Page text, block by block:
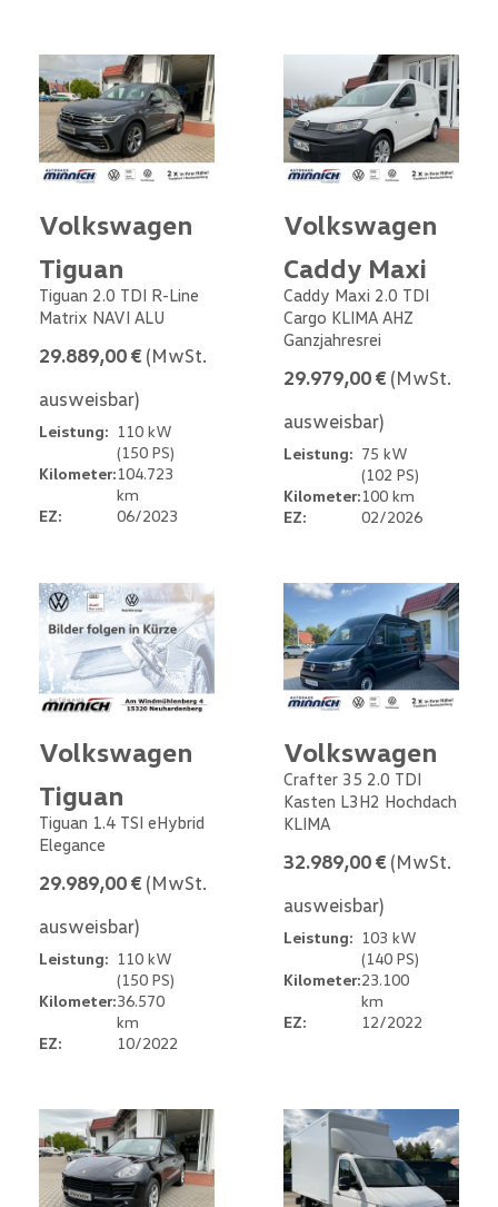
Volkswagen
Tiguan
Tiguan 2.0 TDI R-Line
Matrix NAVI ALU
29.889,00 € (MwSt.
ausweisbar)
Leistung: 110 kW
(150 PS)
Kilometer:104.723
km
EZ:
06/2023
Volkswagen
Caddy Maxi
Caddy Maxi 2.0 TDI
Cargo KLIMA AHZ
Ganzjahresrei
29.979,00 € (MwSt.
ausweisbar)
Leistung: 75 kW
(102 PS)
Kilometer:100 km
EZ:
02/2026
Volkswagen
Tiguan
Tiguan 1.4 TSI eHybrid
Elegance
29.989,00 € (MwSt.
ausweisbar)
Leistung: 110 kW
(150 PS)
Kilometer:36.570
km
EZ:
10/2022
Volkswagen
Crafter 35 2.0 TDI
Kasten L3H2 Hochdach
KLIMA
32.989,00 € (MwSt.
ausweisbar)
Leistung: 103 kW
(140 PS)
Kilometer:23.100
km
EZ:
12/2022